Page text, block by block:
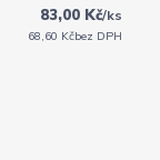
83,00 Kč/ks
68,60 Kčbez DPH